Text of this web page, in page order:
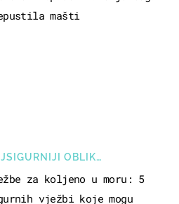
mašti
OBLIK
za koljeno u moru: 5
vježbi koje mogu